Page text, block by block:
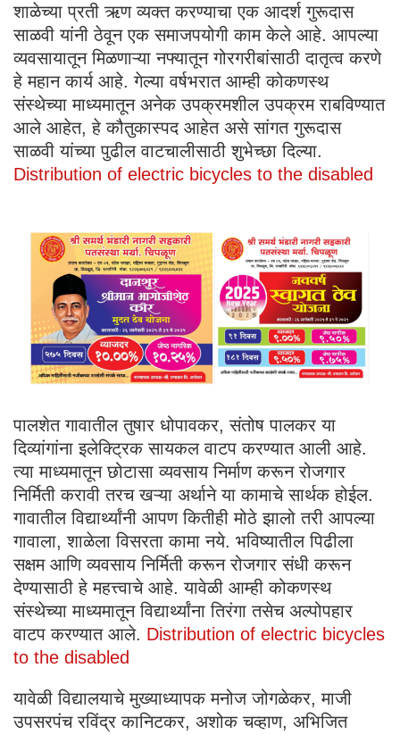
शाळेच्या प्रती ऋण व्यक्त करण्याचा एक आदर्श गुरूदास
साळवी यांनी ठेवून एक समाजपयोगी काम केले आहे. आपल्या
व्यवसायातून मिळणाऱ्या नफ्यातून गोरगरीबांसाठी दातृत्व करणे
हे महान कार्य आहे. गेल्या वर्षभरात आम्ही कोकणस्थ
संस्थेच्या माध्यमातून अनेक उपक्रमशील उपक्रम राबविण्यात
आले आहेत, हे कौतुकास्पद आहेत असे सांगत गुरूदास
साळवी यांच्या पुढील वाटचालीसाठी शुभेच्छा दिल्या.
Distribution of electric bicycles to the disabled
पालशेत गावातील तुषार धोपावकर, संतोष पालकर या
दिव्यांगांना इलेक्ट्रिक सायकल वाटप करण्यात आली आहे.
त्या माध्यमातून छोटासा व्यवसाय निर्माण करून रोजगार
निर्मिती करावी तरच खऱ्या अर्थाने या कामाचे सार्थक होईल.
गावातील विद्यार्थ्यांनी आपण कितीही मोठे झालो तरी आपल्या
गावाला, शाळेला विसरता कामा नये. भविष्यातील पिढीला
सक्षम आणि व्यवसाय निर्मिती करून रोजगार संधी करून
देण्यासाठी हे महत्त्वाचे आहे. यावेळी आम्ही कोकणस्थ
संस्थेच्या माध्यमातून विद्यार्थ्यांना तिरंगा तसेच अल्पोपहार
वाटप करण्यात आले. Distribution of electric bicycles
to the disabled
यावेळी विद्यालयाचे मुख्याध्यापक मनोज जोगळेकर, माजी
उपसरपंच रविंद्र कानिटकर, अशोक चव्हाण, अभिजित